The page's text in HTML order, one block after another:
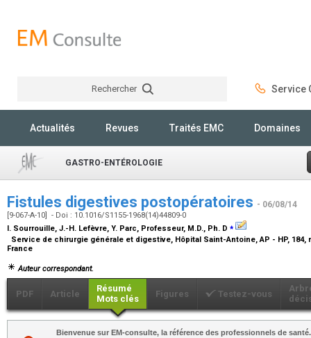
Rechercher Service
Actualités Revues Traités EMC Domaines
GASTRO-ENTÉROLOGIE
Fistules digestives postopératoires - 06/08/14
[9-067-A-10] - Doi : 10.1016/S1155-1968(14)44809-0
I. Sourrouille, J.-H. Lefèvre, Y. Parc, Professeur, M.D., Ph. D ⁎
Service de chirurgie générale et digestive, Hôpital Saint-Antoine, AP - HP, 184,
France
Auteur correspondant.
PDF Article
Résumé
Mots clés
Figures Testez-vous
Bienvenue sur EM-consulte, la référence des professionnels de santé.